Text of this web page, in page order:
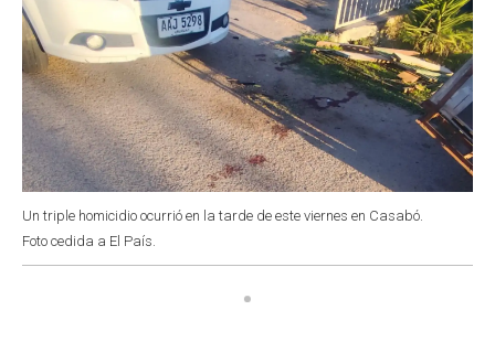
Un triple homicidio ocurrió en la tarde de este viernes en Casabó.
Foto cedida a El País.